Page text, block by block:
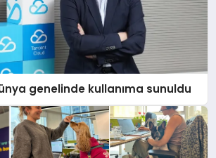
genelinde kullanıma sunuldu